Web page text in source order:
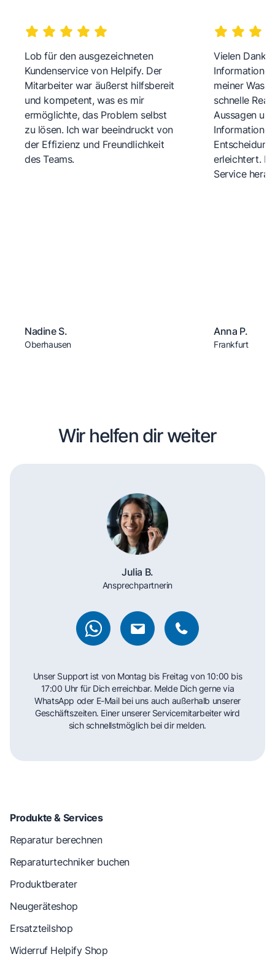
Lob für den ausgezeichneten
Kundenservice von Helpify. Der
Mitarbeiter war äußerst hilfsbereit
und kompetent, was es mir
ermöglichte, das Problem selbst
zu lösen. Ich war beeindruckt von
der Effizienz und Freundlichkeit
des Teams.
Nadine S.
Oberhausen
Vielen Dank
meiner
schnelle
Aussagen
erleichtert.
Service
Anna P.
Frankfurt
Wir helfen dir weiter
Julia B.
Ansprechpartnerin
Unser Support ist von Montag bis Freitag von 10:00 bis
17:00 Uhr für Dich erreichbar. Melde Dich gerne via
WhatsApp oder E-Mail bei uns auch außerhalb unserer
Geschäftszeiten. Einer unserer Servicemitarbeiter wird
sich schnellstmöglich bei dir melden.
Produkte & Services
Reparatur berechnen
Reparaturtechniker buchen
Produktberater
Neugeräteshop
Ersatzteilshop
Widerruf Helpify Shop